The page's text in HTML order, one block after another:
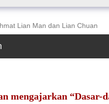
Lian Man dan Lian Chuan
mengajarkan “Dasar-